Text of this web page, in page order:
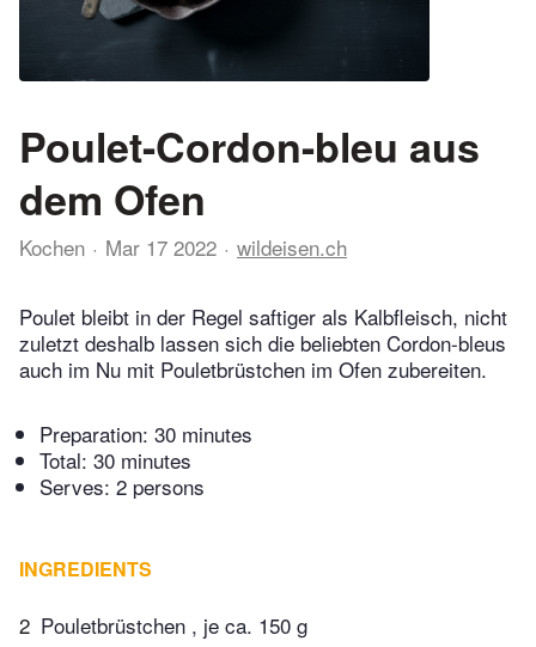
Poulet-Cordon-bleu aus
dem Ofen
Kochen Mar 17 2022 wildeisen.ch
Poulet bleibt in der Regel saftiger als Kalbfleisch, nicht
zuletzt deshalb lassen sich die beliebten Cordon-bleus
auch im Nu mit Pouletbrüstchen im Ofen zubereiten.
Preparation: 30 minutes
Total: 30 minutes
Serves: 2 persons
INGREDIENTS
2 Pouletbrüstchen , je ca. 150 g